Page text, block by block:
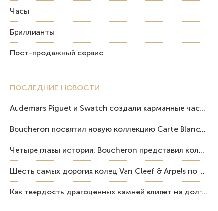
ПОСЛЕДНИЕ НОВОСТИ
Audemars Piguet и Swatch создали карманные часы в эстетике Royal Oak и Pop Art
Boucheron посвятил новую коллекцию Carte Blanche Human Being человеку и силе мастерства
Четыре главы истории: Boucheron представил коллекцию «Nom: Boucheron, Prénom: Frédéric»
Шесть самых дорогих колец Van Cleef & Arpels по итогам аукционов Sotheby’s
Как твердость драгоценных камней влияет на долговечность ювелирных изделий
Часы
Бриллианты
Пост-продажный сервис